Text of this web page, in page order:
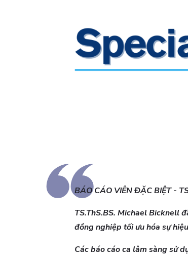
BÁO CÁO VIÊN ĐẶC BIỆT -
TS.ThS.BS. Michael Bicknell
đồng nghiệp tối ưu hóa sự
Các báo cáo ca lâm sàng sử